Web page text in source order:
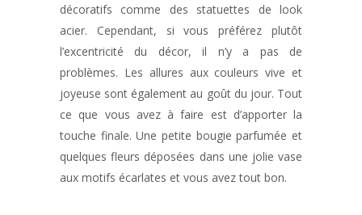
décoratifs comme des statuettes de look
acier. Cependant, si vous préférez plutôt
l’excentricité du décor, il n’y a pas de
problèmes. Les allures aux couleurs vive et
joyeuse sont également au goût du jour. Tout
ce que vous avez à faire est d’apporter la
touche finale. Une petite bougie parfumée et
quelques fleurs déposées dans une jolie vase
aux motifs écarlates et vous avez tout bon.